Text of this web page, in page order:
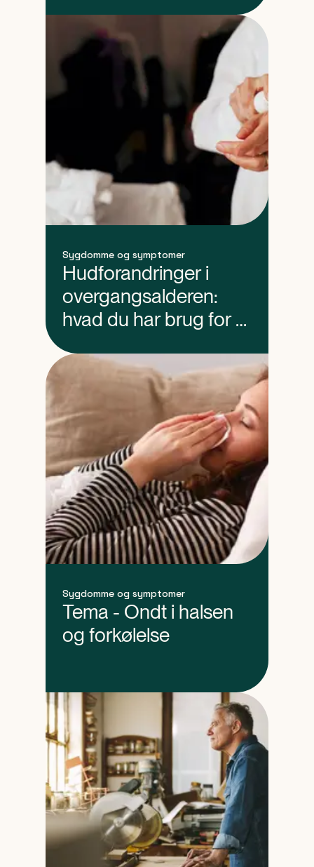
Sygdomme og symptomer
Hudforandringer i
overgangsalderen:
hvad du har brug for at
Sygdomme og symptomer
Tema - Ondt i halsen
og forkølelse